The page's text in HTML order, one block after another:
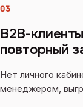
03
B2B-
повторный
Нет личного
менеджером,